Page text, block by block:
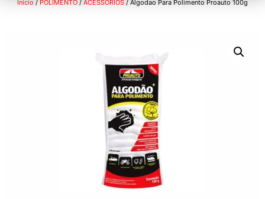
Início / POLIMENTO / ACESSORIOS / Algodao Para Polimento Proauto 100g